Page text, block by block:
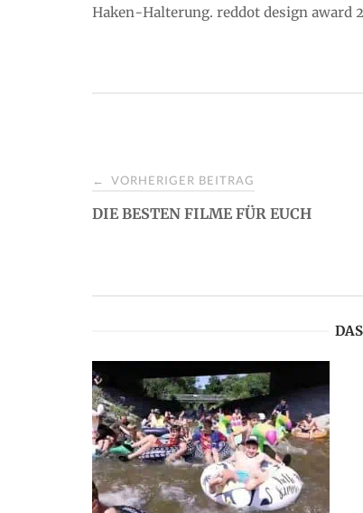
Haken-Halterung. reddot design award
P
n
a
v
← VORHERIGER BEITRAG
DIE BESTEN FILME FÜR EUCH